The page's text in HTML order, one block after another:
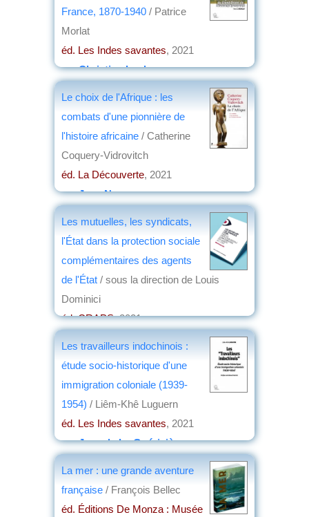
France, 1870-1940 / Patrice
Morlat
éd. Les Indes savantes, 2021
parChristian Lochon
Le choix de l'Afrique : les
combats d'une pionnière de
l'histoire africaine / Catherine
Coquery-Vidrovitch
éd. La Découverte, 2021
parJean Nemo
Les mutuelles, les syndicats,
l'État dans la protection sociale
complémentaires des agents
de l'État / sous la direction de Louis
Dominici
éd. CRAPS, 2021
Les travailleurs indochinois :
étude socio-historique d'une
immigration coloniale (1939-
1954) / Liêm-Khê Luguern
éd. Les Indes savantes, 2021
parJean de La Guérivière
La mer : une grande aventure
française / François Bellec
éd. Éditions De Monza : Musée